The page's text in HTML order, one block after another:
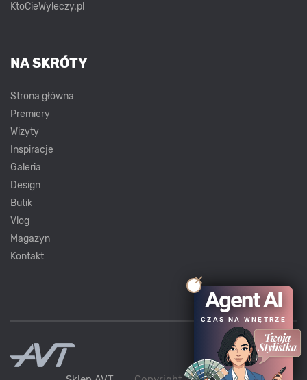
KtoCieWyleczy.pl
NA SKRÓTY
Strona główna
Premiery
Wizyty
Inspiracje
Galeria
Design
Butik
Vlog
Magazyn
Kontakt
Agent AI
CZAS NA WNĘTRZE